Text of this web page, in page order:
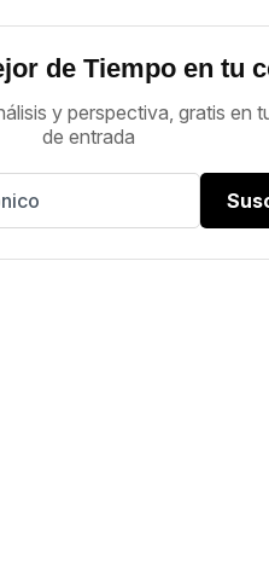
de Tiempo en tu
y perspectiva, gratis en
de entrada